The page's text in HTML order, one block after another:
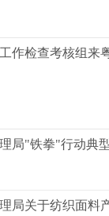
作检查考核组来
局"铁拳"行动典
局关于纺织面料